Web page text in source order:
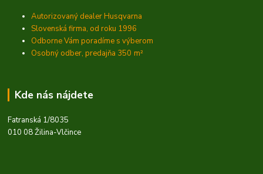
Autorizovaný dealer Husqvarna
Slovenská firma, od roku 1996
Odborne Vám poradíme s výberom
Osobný odber, predajňa 350 m²
Kde nás nájdete
Fatranská 1/8035
010 08 Žilina-Vlčince